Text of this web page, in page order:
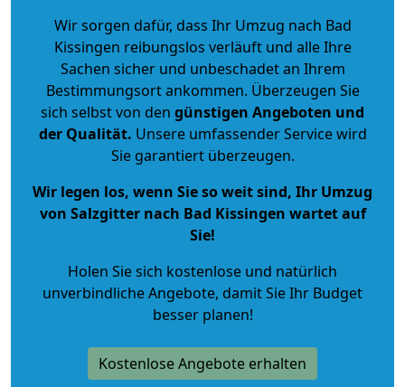
Wir sorgen dafür, dass Ihr Umzug nach Bad
Kissingen reibungslos verläuft und alle Ihre
Sachen sicher und unbeschadet an Ihrem
Bestimmungsort ankommen. Überzeugen Sie
sich selbst von den günstigen Angeboten und
der Qualität. Unsere umfassender Service wird
Sie garantiert überzeugen.
Wir legen los, wenn Sie so weit sind, Ihr Umzug
von Salzgitter nach Bad Kissingen wartet auf
Sie!
Holen Sie sich kostenlose und natürlich
unverbindliche Angebote, damit Sie Ihr Budget
besser planen!
Kostenlose Angebote erhalten